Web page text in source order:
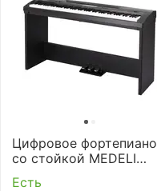
Цифровое фортепиано
со стойкой MEDELI
SP4200
Есть